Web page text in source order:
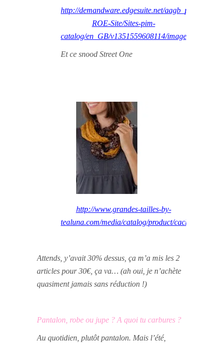
http://demandware.edgesuite.net/aagb_prd/on/
ROE-Site/Sites-pim-
catalog/en_GB/v1351559608114/images/
Et ce snood Street One
http://www.grandes-tailles-by-
tealuna.com/media/catalog/product/cache/4/
Attends, y’avait 30% dessus, ça m’a mis les 2
articles pour 30€, ça va… (ah oui, je n’achète
quasiment jamais sans réduction !)
Pantalon, robe ou jupe ? A quoi tu carbures ?
Au quotidien, plutôt pantalon. Mais l’été,